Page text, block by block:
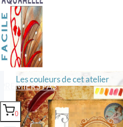
PREMIERS PAS
0
Les couleurs de cet atelier